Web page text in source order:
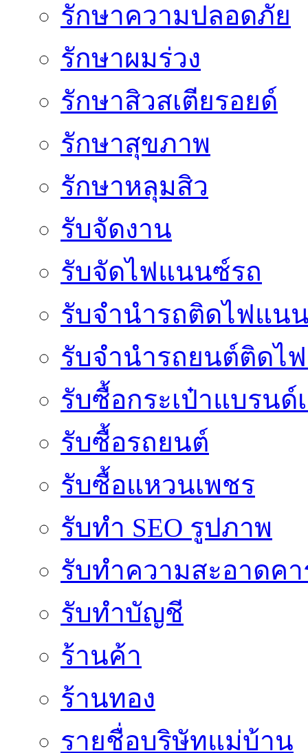
รักษาความปลอดภัย
รักษาผมร่วง
รักษาสิวสเตียรอยด์
รักษาสุขภาพ
รักษาหลุมสิว
รับจัดงาน
รับจัดไฟแนนซ์รถ
รับจำนำรถติดไฟแน
รับจํานํารถยนต์ติดไ
รับซื้อกระเป๋าแบรนด์
รับซื้อรถยนต์
รับซื้อแหวนเพชร
รับทำ SEO รูปภาพ
รับทำความสะอาดค
รับทำบัญชี
ร้านค้า
ร้านทอง
รายชื่อบริษัทแม่บ้าน